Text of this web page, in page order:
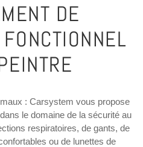
DE
: Carsystem vous propose
le domaine de la sécurité au
respiratoires, de gants, de
ou de lunettes de